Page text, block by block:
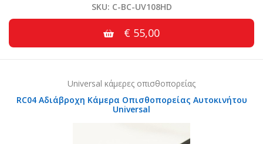
SKU: C-BC-UV108HD
€ 55,00
Universal κάμερες οπισθοπορείας
RC04 Αδιάβροχη Κάμερα Οπισθοπορείας Αυτοκινήτου
Universal